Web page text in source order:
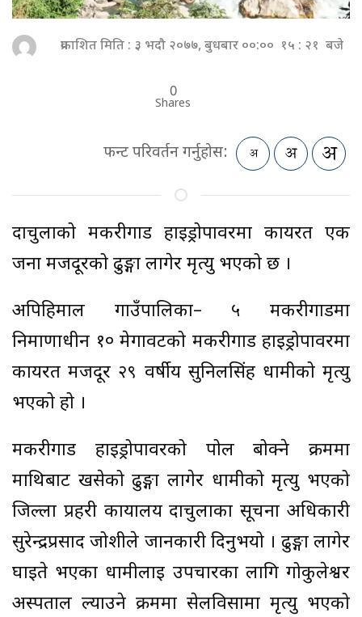
प्रकाशित मिति : ३ भदौ २०७७, बुधबार ००:०० १५ : २१ बजे
0
Shares
फन्ट परिवर्तन गर्नुहोस:
दार्चुलाको मकरीगाड हाइड्रोपावरमा कार्यरत एक
जना मजदूरको ढुङ्गा लागेर मृत्यु भएको छ ।
अपिहिमाल गाउँपालिका– ५ मकरीगाडमा
निर्माणाधीन १० मेगावटको मकरीगाड हाइड्रोपावरमा
कार्यरत मजदूर २९ वर्षीय सुनिलसिंह धामीको मृत्यु
भएको हो ।
मकरीगाड हाइड्रोपावरको पोल बोक्ने क्रममा
माथिबाट खसेको ढुङ्गा लागेर धामीको मृत्यु भएको
जिल्ला प्रहरी कार्यालय दार्चुलाका सूचना अधिकारी
सुरेन्द्रप्रसाद जोशीले जानकारी दिनुभयो । ढुङ्गा लागेर
घाइते भएका धामीलाई उपचारका लागि गोकुलेश्वर
अस्पताल ल्याउने क्रममा सेलविसामा मृत्यु भएको